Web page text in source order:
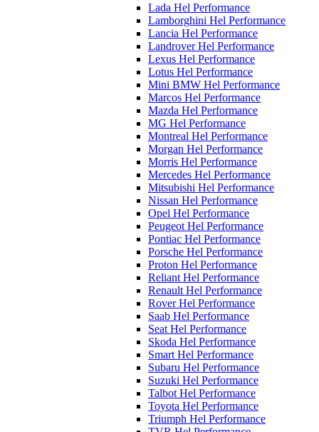
Lada Hel Performance
Lamborghini Hel Performance
Lancia Hel Performance
Landrover Hel Performance
Lexus Hel Performance
Lotus Hel Performance
Mini BMW Hel Performance
Marcos Hel Performance
Mazda Hel Performance
MG Hel Performance
Montreal Hel Performance
Morgan Hel Performance
Morris Hel Performance
Mercedes Hel Performance
Mitsubishi Hel Performance
Nissan Hel Performance
Opel Hel Performance
Peugeot Hel Performance
Pontiac Hel Performance
Porsche Hel Performance
Proton Hel Performance
Reliant Hel Performance
Renault Hel Performance
Rover Hel Performance
Saab Hel Performance
Seat Hel Performance
Skoda Hel Performance
Smart Hel Performance
Subaru Hel Performance
Suzuki Hel Performance
Talbot Hel Performance
Toyota Hel Performance
Triumph Hel Performance